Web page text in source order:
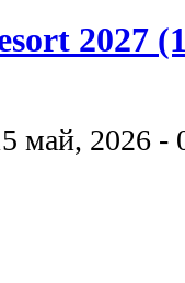
2027
май, 2026 -